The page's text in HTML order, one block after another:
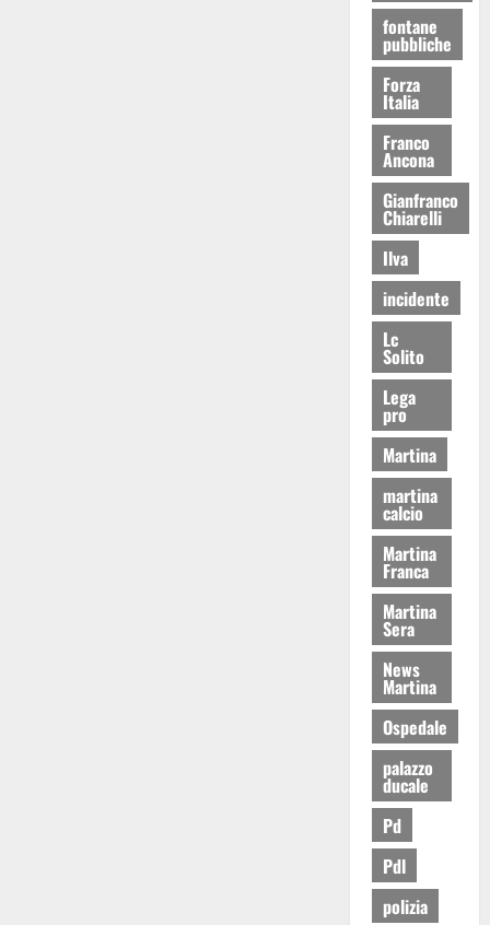
fontane
pubbliche
Forza
Italia
Franco
Ancona
Gianfranco
Chiarelli
Ilva
incidente
Lc
Solito
Lega
pro
Martina
martina
calcio
Martina
Franca
Martina
Sera
News
Martina
Ospedale
palazzo
ducale
Pd
Pdl
polizia